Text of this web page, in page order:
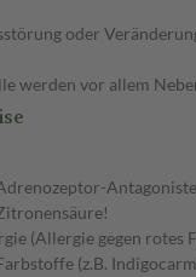
oder
werden vor allem
(Allergie gegen rotes
(z.B.